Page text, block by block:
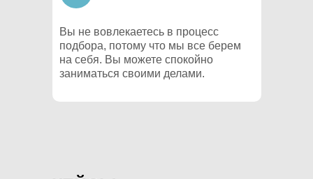
Вы не вовлекаетесь в процесс
подбора, потому что мы все берем
на себя. Вы можете спокойно
заниматься своими делами.